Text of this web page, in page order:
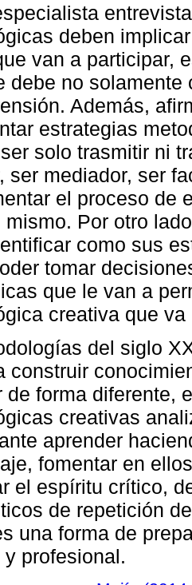
deben
van a participar,
debe no
Además,
estrategias
solo trasmitir ni
ser mediador, ser
el proceso de
mismo. Por otro
como sus
tomar
que le van a
creativa que
del siglo
construir
de forma diferente,
creativas
aprender
fomentar en
el espíritu crítico,
de repetición
una forma de
profesional.